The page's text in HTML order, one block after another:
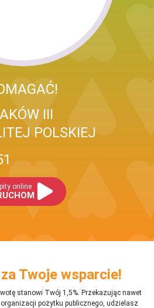
III
POLSKIEJ
online
Twoje wsparcie!
stanowi Twój 1,5%. Przekazując nawet
pożytku publicznego, udzielasz